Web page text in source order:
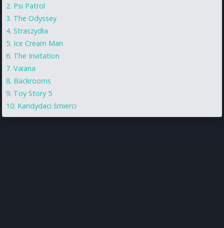
Psi Patrol
The Odyssey
Straszydła
Ice Cream Man
The Invitation
Vaiana
Backrooms
Toy Story 5
Kandydaci śmierci